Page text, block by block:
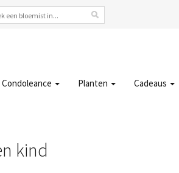
Planten Cadeaus
kind